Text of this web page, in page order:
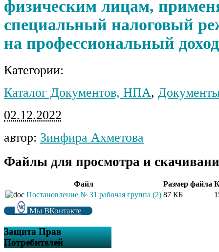
физическим лицам,
специальный налоговый
на профессиональный
Категории:
Каталог Документов, НПА,
02.12.2022
автор: Зинфира Ахметова
Файлы для просмотра и
Файл Размер файла
Постановление № 31 рабочая группа (2) 87 КБ
Мы ВКонтакте
Защита Прав
Потребителей